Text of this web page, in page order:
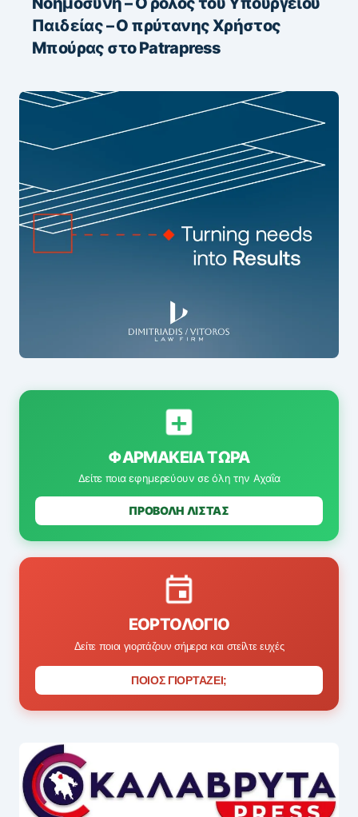
Παιδείας – Ο πρύτανης Χρήστος
Μπούρας στο Patrapress
ΦΑΡΜΑΚΕΊΑ ΤΏΡΑ
Δείτε ποια εφημερεύουν σε όλη την Αχαΐα
ΠΡΟΒΟΛΗ ΛΙΣΤΑΣ
ΕΟΡΤΟΛΌΓΙΟ
Δείτε ποιοι γιορτάζουν σήμερα και στείλτε ευχές
ΠΟΙΟΣ ΓΙΟΡΤΑΖΕΙ;